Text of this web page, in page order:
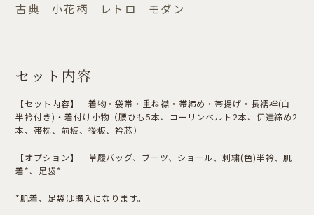
古典 小花柄 レトロ モダン
セット内容
【セット内容】 着物・袋帯・重ね襟・帯締め・帯揚げ・長襦袢(白
半衿付き)・着付け小物（腰ひも5本、コーリンベルト2本、伊達締め2
本、帯枕、前板、後板、衿芯）
【オプション】 草履バッグ、ブーツ、ショール、刺繍(色)半衿、肌
着*、足袋*
*肌着、足袋は購入になります。